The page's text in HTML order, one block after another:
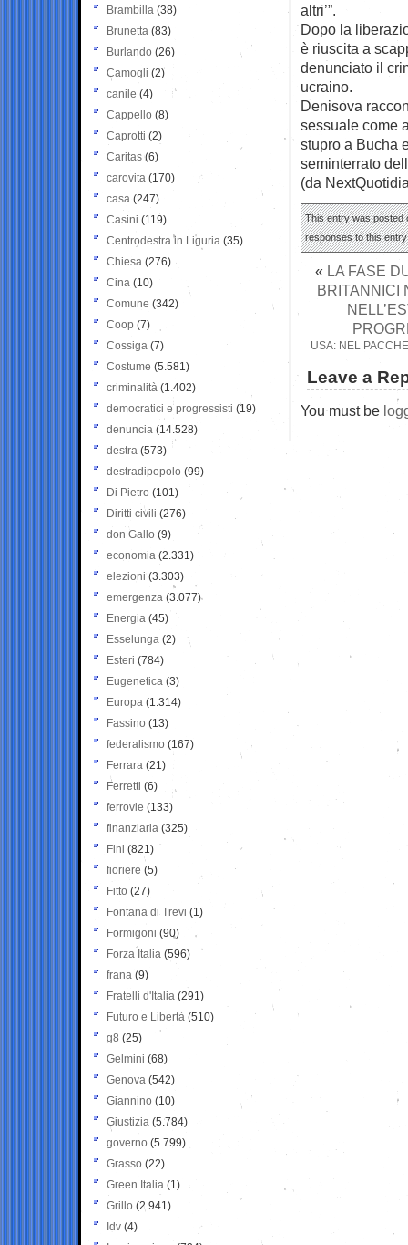
altri’”.
Dopo la
è riuscita a
denunciato il
ucraino.
Denisova
sessuale come
stupro a Bucha
seminterrato
(da
This entry was posted
responses to this
« LA FASE
BRITANNICI
USA: NEL
Leave a
You must be
Brambilla (38)
Brunetta (83)
Burlando (26)
Camogli (2)
canile (4)
Cappello (8)
Caprotti (2)
Caritas (6)
carovita (170)
casa (247)
Casini (119)
Centrodestra in Liguria (35)
Chiesa (276)
Cina (10)
Comune (342)
Coop (7)
Cossiga (7)
Costume (5.581)
criminalità (1.402)
democratici e progressisti (19)
denuncia (14.528)
destra (573)
destradipopolo (99)
Di Pietro (101)
Diritti civili (276)
don Gallo (9)
economia (2.331)
elezioni (3.303)
emergenza (3.077)
Energia (45)
Esselunga (2)
Esteri (784)
Eugenetica (3)
Europa (1.314)
Fassino (13)
federalismo (167)
Ferrara (21)
Ferretti (6)
ferrovie (133)
finanziaria (325)
Fini (821)
fioriere (5)
Fitto (27)
Fontana di Trevi (1)
Formigoni (90)
Forza Italia (596)
frana (9)
Fratelli d'Italia (291)
Futuro e Libertà (510)
g8 (25)
Gelmini (68)
Genova (542)
Giannino (10)
Giustizia (5.784)
governo (5.799)
Grasso (22)
Green Italia (1)
Grillo (2.941)
Idv (4)